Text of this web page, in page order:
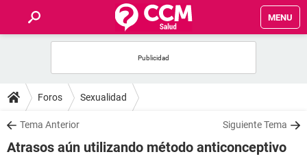
MENU
FOROS
SALUD
Foros Sexualidad
Tema Anterior Siguiente Tema
Atrasos aún utilizando método anticonceptivo